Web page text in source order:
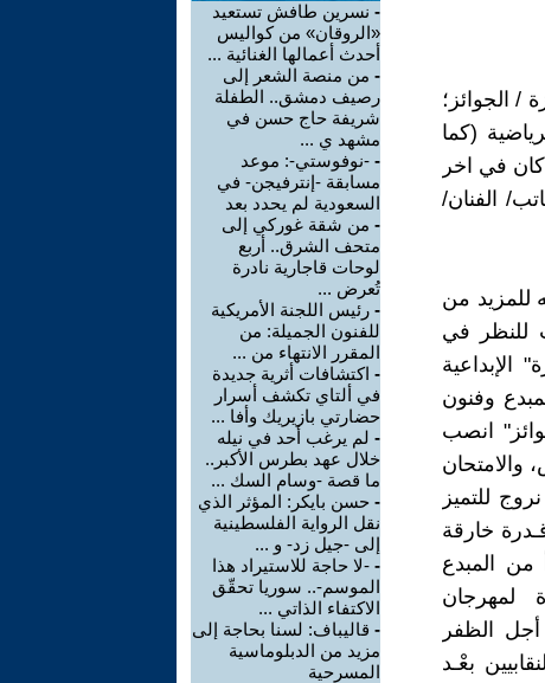
/ الجوائز؛
(كما
في اخر
الفنان/
للمزيد من
للنظر في
وفنون
انصب
والامتحان
للتميز
خارقة
من المبدع
عند الجمهور(1) وبالعودة لمهرجان
أجل الظفر
بعْـد
- نسرين طافش تستعيد
«الروقان» من كواليس
أحدث أعمالها الغنائية ...
- من منصة الشعر إلى
رصيف دمشق.. الطفلة
شريفة حاج حسن في
مشهد ي ...
- -نوفوستي-: موعد
مسابقة -إنترفيجن- في
السعودية لم يحدد بعد
- من شقة غوركي إلى
متحف الشرق.. أربع
لوحات قاجارية نادرة
تُعرض ...
- رئيس اللجنة الأمريكية
للفنون الجميلة: من
المقرر الانتهاء من ...
- اكتشافات أثرية جديدة
في ألتاي تكشف أسرار
حضارتي بازيريك وأفا ...
- لم يرغب أحد في نيله
خلال عهد بطرس الأكبر..
ما قصة -وسام السك ...
- حسن بايكر: المؤثر الذي
نقل الرواية الفلسطينية
إلى -جيل زد- و ...
- -لا حاجة للاستيراد هذا
الموسم-.. سوريا تحقّق
الاكتفاء الذاتي ...
- قاليباف: لسنا بحاجة إلى
مزيد من الدبلوماسية
المسرحية